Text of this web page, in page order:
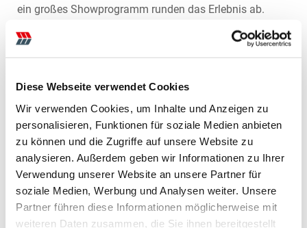
Diese Webseite verwendet Cookies
Wir verwenden Cookies, um Inhalte und Anzeigen zu
personalisieren, Funktionen für soziale Medien anbieten
zu können und die Zugriffe auf unsere Website zu
analysieren. Außerdem geben wir Informationen zu Ihrer
Verwendung unserer Website an unsere Partner für
soziale Medien, Werbung und Analysen weiter. Unsere
Partner führen diese Informationen möglicherweise mit
weiteren Daten zusammen, die Sie ihnen bereitgestellt
ein großes Showprogramm runden das Erlebnis ab.
Mager & Wedemeyer ist wie immer auch dabei und auf
demStand R1 / T 11zu finden. Mit dabei ist der Case IH
Sechszylindermotor. Von JCB wird der neue
Teleskoplader 542-70 mit der Command Plus Kabine zu
sehen sein. Auch unsere anderen Kernmarken
Kverneland, Vicon, BSA und Trioliet setzen auf
Innovationen und haben neue Maschinen auf den Markt
gebracht. Schauen Sie vorbei, wir freuen uns auf Ihren
Besuch.
Weitere Informationen zur Messe unter